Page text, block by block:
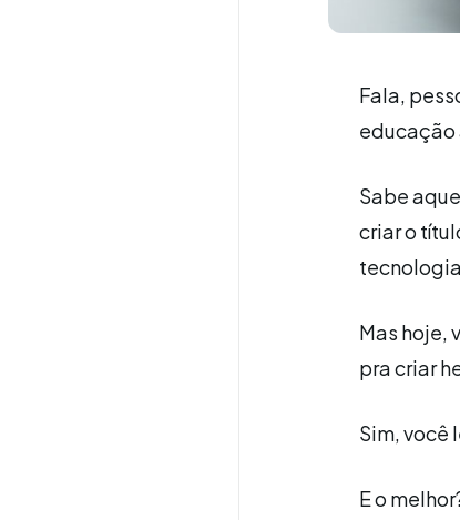
Fala,
educação
Sabe
criar o
Mas hoje,
pra criar
Sim, você
E o